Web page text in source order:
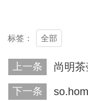
标签： 全部
上一条 尚明
下一条